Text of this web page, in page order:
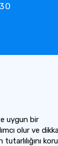
uygun bir
olur ve